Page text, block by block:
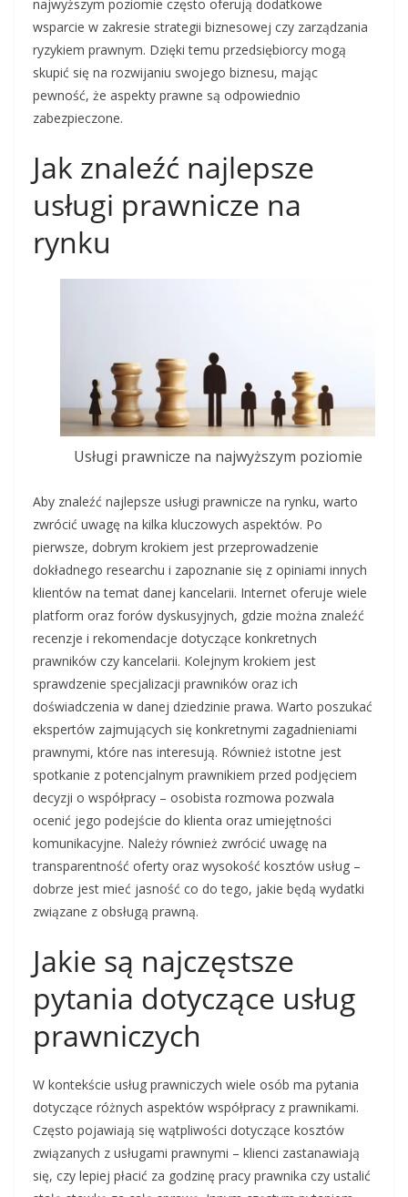
najwyższym poziomie często oferują dodatkowe
wsparcie w zakresie strategii biznesowej czy zarządzania
ryzykiem prawnym. Dzięki temu przedsiębiorcy mogą
skupić się na rozwijaniu swojego biznesu, mając
pewność, że aspekty prawne są odpowiednio
zabezpieczone.
Jak znaleźć najlepsze
usługi prawnicze na
rynku
Usługi prawnicze na najwyższym poziomie
Aby znaleźć najlepsze usługi prawnicze na rynku, warto
zwrócić uwagę na kilka kluczowych aspektów. Po
pierwsze, dobrym krokiem jest przeprowadzenie
dokładnego researchu i zapoznanie się z opiniami innych
klientów na temat danej kancelarii. Internet oferuje wiele
platform oraz forów dyskusyjnych, gdzie można znaleźć
recenzje i rekomendacje dotyczące konkretnych
prawników czy kancelarii. Kolejnym krokiem jest
sprawdzenie specjalizacji prawników oraz ich
doświadczenia w danej dziedzinie prawa. Warto poszukać
ekspertów zajmujących się konkretnymi zagadnieniami
prawnymi, które nas interesują. Również istotne jest
spotkanie z potencjalnym prawnikiem przed podjęciem
decyzji o współpracy – osobista rozmowa pozwala
ocenić jego podejście do klienta oraz umiejętności
komunikacyjne. Należy również zwrócić uwagę na
transparentność oferty oraz wysokość kosztów usług –
dobrze jest mieć jasność co do tego, jakie będą wydatki
związane z obsługą prawną.
Jakie są najczęstsze
pytania dotyczące usług
prawniczych
W kontekście usług prawniczych wiele osób ma pytania
dotyczące różnych aspektów współpracy z prawnikami.
Często pojawiają się wątpliwości dotyczące kosztów
związanych z usługami prawnymi – klienci zastanawiają
się, czy lepiej płacić za godzinę pracy prawnika czy ustalić